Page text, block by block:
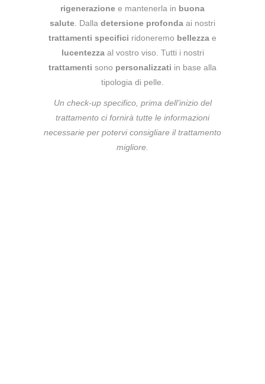
rigenerazione e mantenerla in buona
salute Dalla detersione profonda ai nostri
trattamenti specifici ridoneremo bellezza e
lucentezzaal vostro viso. Tutti i nostri
trattamenti sono personalizzati in base alla
tipologia di pelle.
Un check-up specifico, prima dell’inizio del
trattamento ci fornirà tutte le informazioni
necessarie per potervi consigliare il trattamento
migliore.